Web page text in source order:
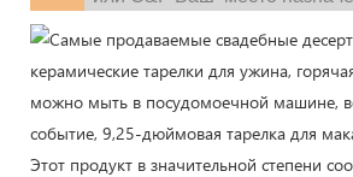
Этот продукт в значительной степени